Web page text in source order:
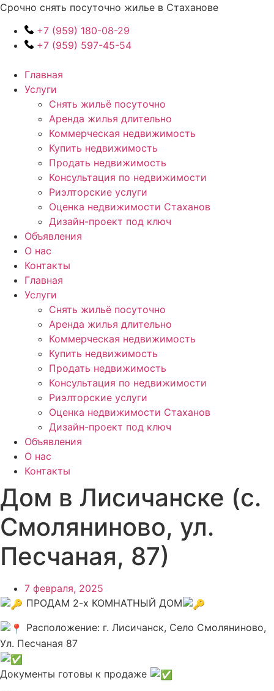
Перейти
содержимому
Срочно снять посуточно жилье в Стаханове
+7 (959) 180-08-29
+7 (959) 597-45-54
Главная
Услуги
Снять жильё посуточно
Аренда жилья длительно
Коммерческая недвижимость
Купить недвижимость
Продать недвижимость
Консультация по недвижимости
Риэлторские услуги
Оценка недвижимости Стаханов
Дизайн-проект под ключ
Объявления
О нас
Контакты
Главная
Услуги
Снять жильё посуточно
Аренда жилья длительно
Коммерческая недвижимость
Купить недвижимость
Продать недвижимость
Консультация по недвижимости
Риэлторские услуги
Оценка недвижимости Стаханов
Дизайн-проект под ключ
Объявления
О нас
Контакты
Дом в Лисичанске (с.
Смоляниново, ул.
Песчаная, 87)
7 февраля, 2025
ПРОДАМ 2-х КОМНАТНЫЙ ДОМ
Расположение: г. Лисичанск, Село Смоляниново,
Ул. Песчаная 87
Документы готовы к продаже